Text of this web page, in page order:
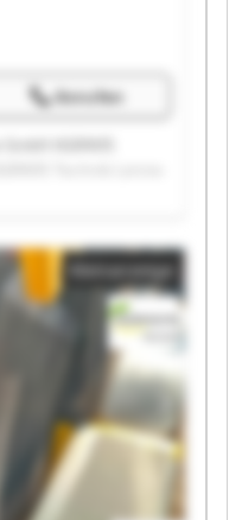
Anrufen
AGRAVIS
Lippe GmbH
Technik Lenne-
Lippe GmbH
AGRAVIS
Technik Lenne-
Lippe GmbH
AGRAVIS
Technik Lenne-
Lenne-Lippe GmbH
AGRAVIS
Technik Lenne-
Lippe GmbH
Kleinanzeige